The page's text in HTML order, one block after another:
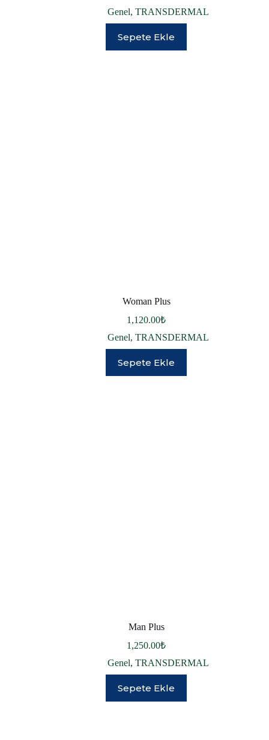
Genel,TRANSDERMAL
Sepete Ekle
Woman Plus
1,120.00₺
Genel,TRANSDERMAL
Sepete Ekle
Man Plus
1,250.00₺
Genel,TRANSDERMAL
Sepete Ekle